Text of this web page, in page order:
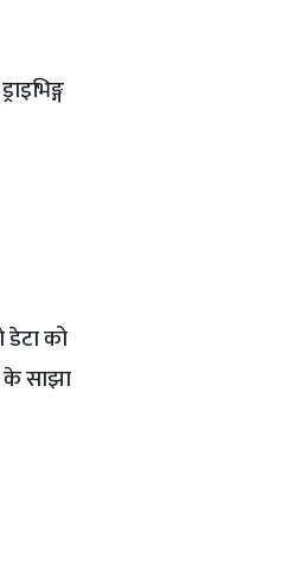
डेटा को
के साझा